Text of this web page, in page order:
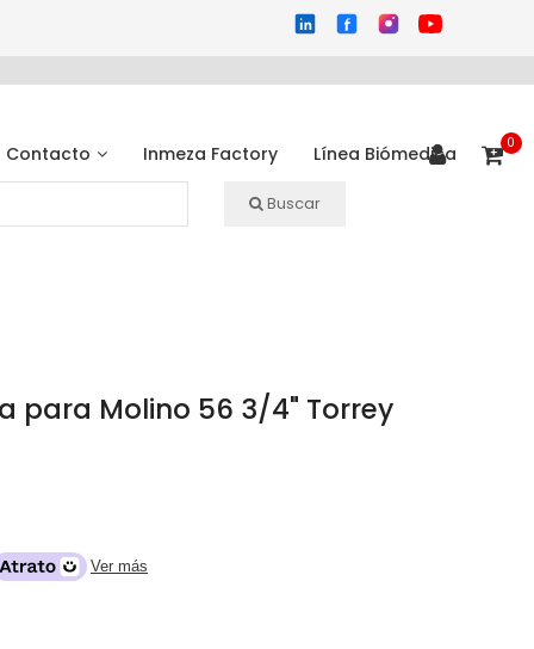
Contacto Inmeza Factory Línea Biómedica 0
Buscar
para Molino 56 3/4" Torrey
Ver más